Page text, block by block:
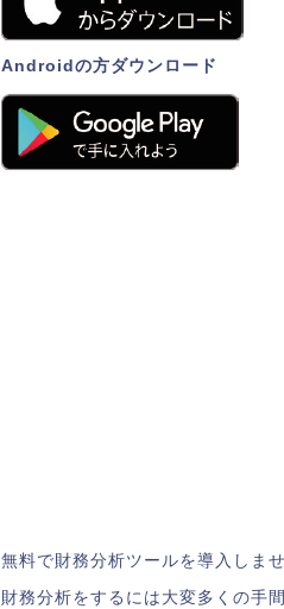
Androidの方ダウンロード
無料で財務分析ツールを導入しま
財務分析をするには大変多くの手